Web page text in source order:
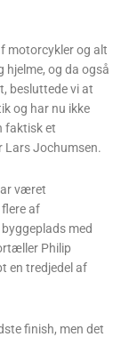
motorcykler og alt
og da også
besluttede vi at
og har nu ikke
faktisk et
Lars Jochumsen.
været
af
med
Philip
en tredjedel af
finish, men det